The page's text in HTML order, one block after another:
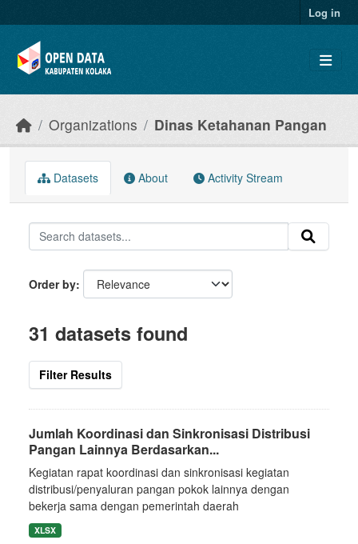
Log in
Organizations Dinas Ketahanan Pangan
Datasets About Activity Stream
Order by
31 datasets found
Filter Results
Jumlah Koordinasi dan Sinkronisasi Distribusi
Pangan Lainnya Berdasarkan...
Kegiatan rapat koordinasi dan sinkronisasi kegiatan
distribusi/penyaluran pangan pokok lainnya dengan
bekerja sama dengan pemerintah daerah
XLSX